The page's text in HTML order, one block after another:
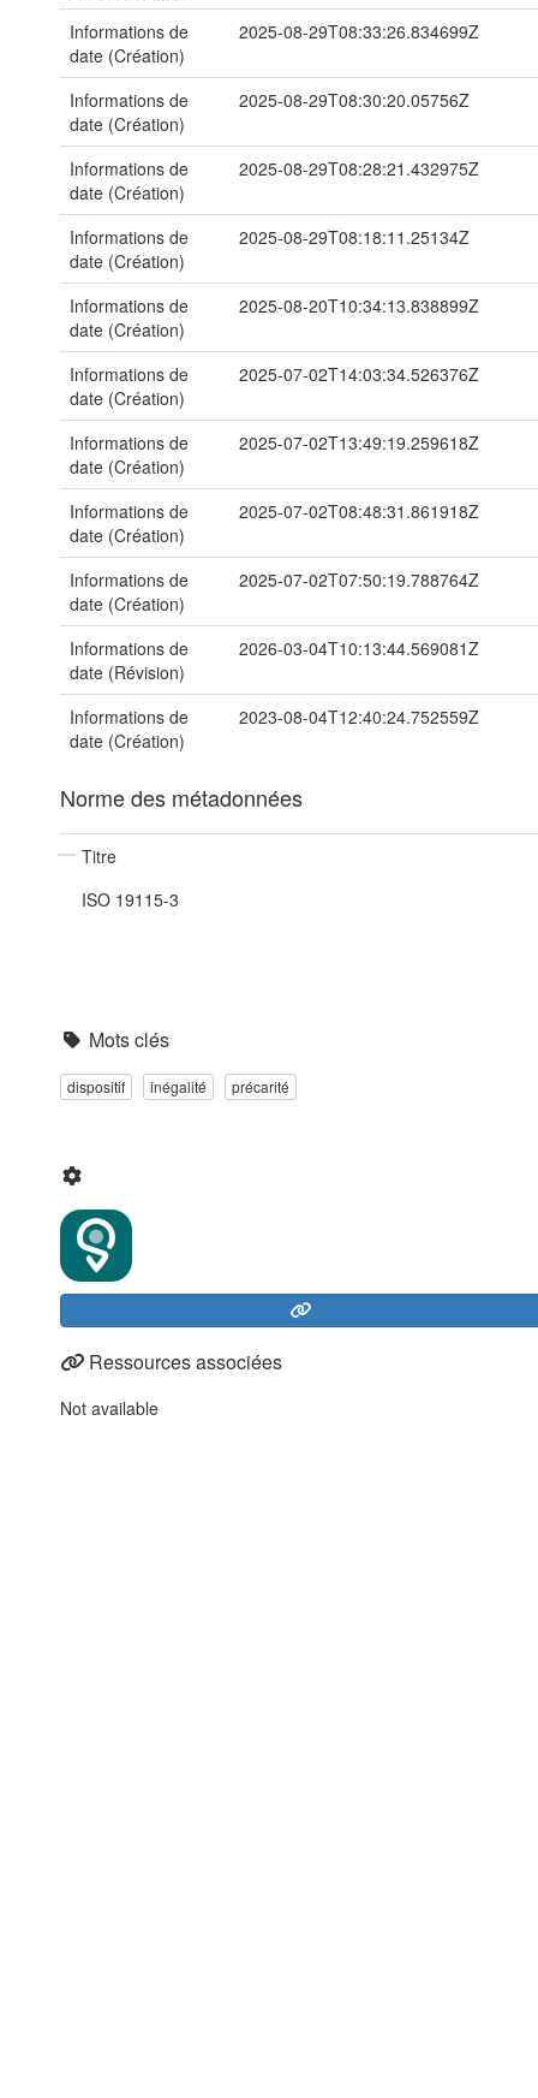
Informations de
date (Création)
2025-08-29T08:33:26.834699Z
Informations de
date (Création)
2025-08-29T08:30:20.05756Z
Informations de
date (Création)
2025-08-29T08:28:21.432975Z
Informations de
date (Création)
2025-08-29T08:18:11.25134Z
Informations de
date (Création)
2025-08-20T10:34:13.838899Z
Informations de
date (Création)
2025-07-02T14:03:34.526376Z
Informations de
date (Création)
2025-07-02T13:49:19.259618Z
Informations de
date (Création)
2025-07-02T08:48:31.861918Z
Informations de
date (Création)
2025-07-02T07:50:19.788764Z
Informations de
date (Révision)
2026-03-04T10:13:44.569081Z
Informations de
date (Création)
2023-08-04T12:40:24.752559Z
Norme des métadonnées
Titre
ISO 19115-3
Mots clés
dispositif inégalité précarité
Ressources associées
Not available